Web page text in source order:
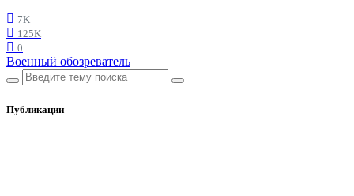
7K
125K
0
Военный обозреватель
Публикации